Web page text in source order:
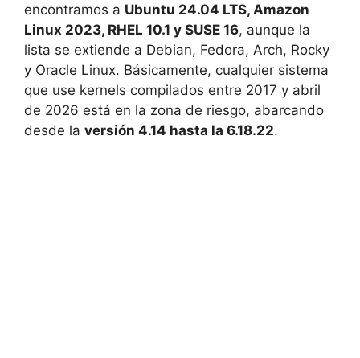
encontramos a Ubuntu 24.04 LTS, Amazon
Linux 2023, RHEL 10.1 y SUSE 16, aunque la
lista se extiende a Debian, Fedora, Arch, Rocky
y Oracle Linux. Básicamente, cualquier sistema
que use kernels compilados entre 2017 y abril
de 2026 está en la zona de riesgo, abarcando
desde la versión 4.14 hasta la 6.18.22.